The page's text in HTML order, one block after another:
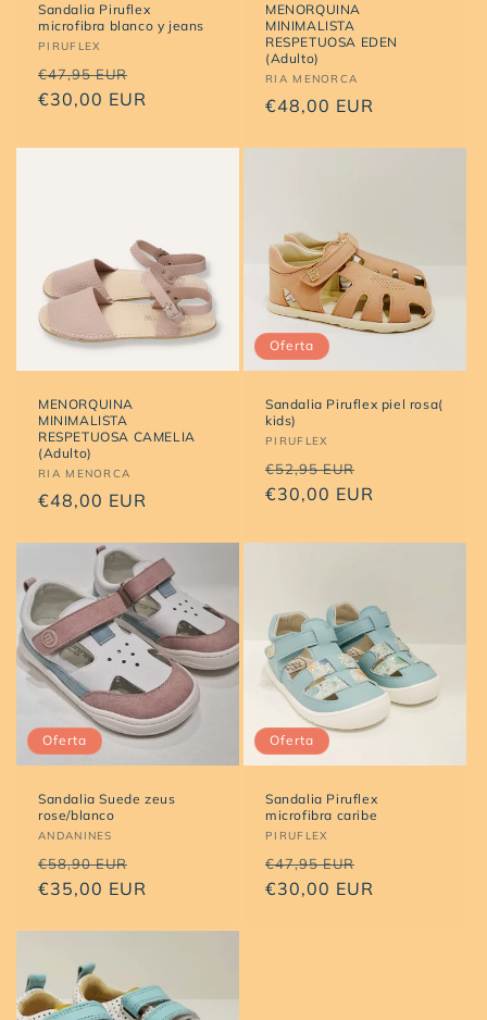
Sandalia Piruflex
microfibra blanco y jeans
Proveedor:
PIRUFLEX
Precio
habitual
€47,95 EUR
de
€30,00 EUR
MENORQUINA
MINIMALISTA
RESPETUOSA EDEN
(Adulto)
Proveedor:
RIA MENORCA
Precio
€48,00 EUR
MENORQUINA
MINIMALISTA
RESPETUOSA CAMELIA
(Adulto)
Proveedor:
RIA MENORCA
Precio
€48,00 EUR
Oferta
Sandalia Piruflex piel rosa(
kids)
Proveedor:
PIRUFLEX
Precio
habitual
€52,95 EUR
de
€30,00 EUR
Oferta
Sandalia Suede zeus
rose/blanco
Proveedor:
ANDANINES
Precio
habitual
€58,90 EUR
de
€35,00 EUR
Oferta
Sandalia Piruflex
microfibra caribe
Proveedor:
PIRUFLEX
Precio
habitual
€47,95 EUR
de
€30,00 EUR